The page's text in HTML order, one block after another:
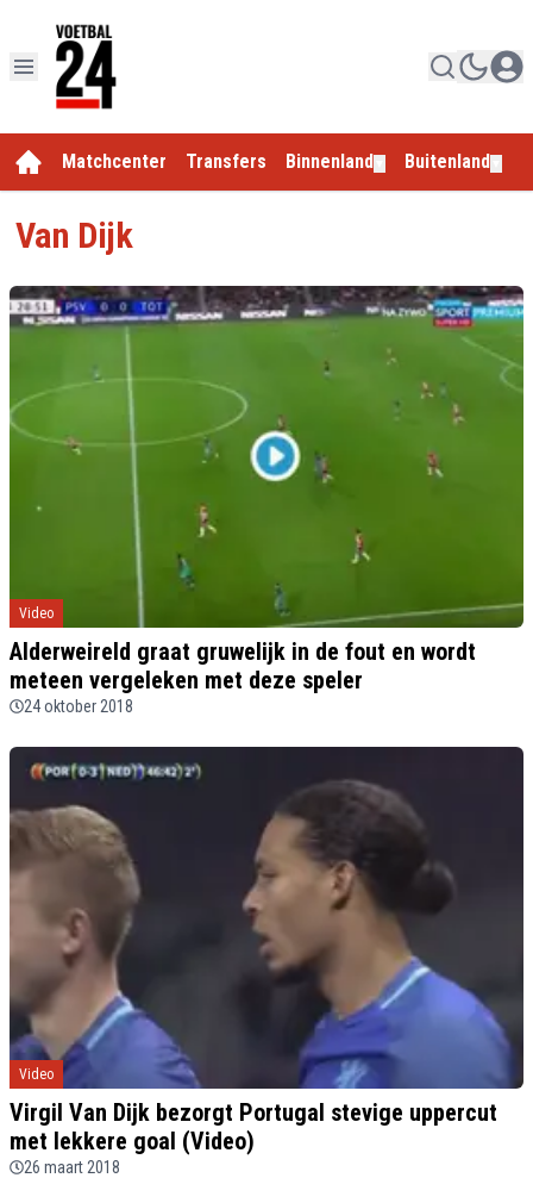
Matchcenter Transfers Binnenland Buitenland
Van Dijk
Video
Alderweireld graat gruwelijk in de fout en wordt
meteen vergeleken met deze speler
24 oktober 2018
Video
Virgil Van Dijk bezorgt Portugal stevige uppercut
met lekkere goal (Video)
26 maart 2018